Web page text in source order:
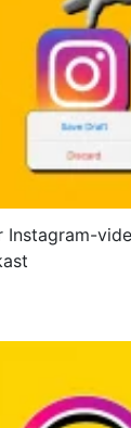
Instagram-